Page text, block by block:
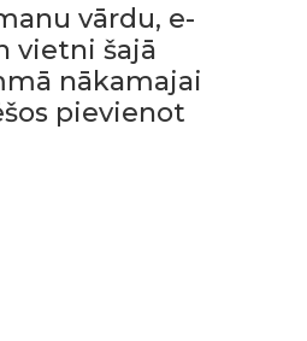
vārdu, e-
vietni šajā
nākamajai
pievienot